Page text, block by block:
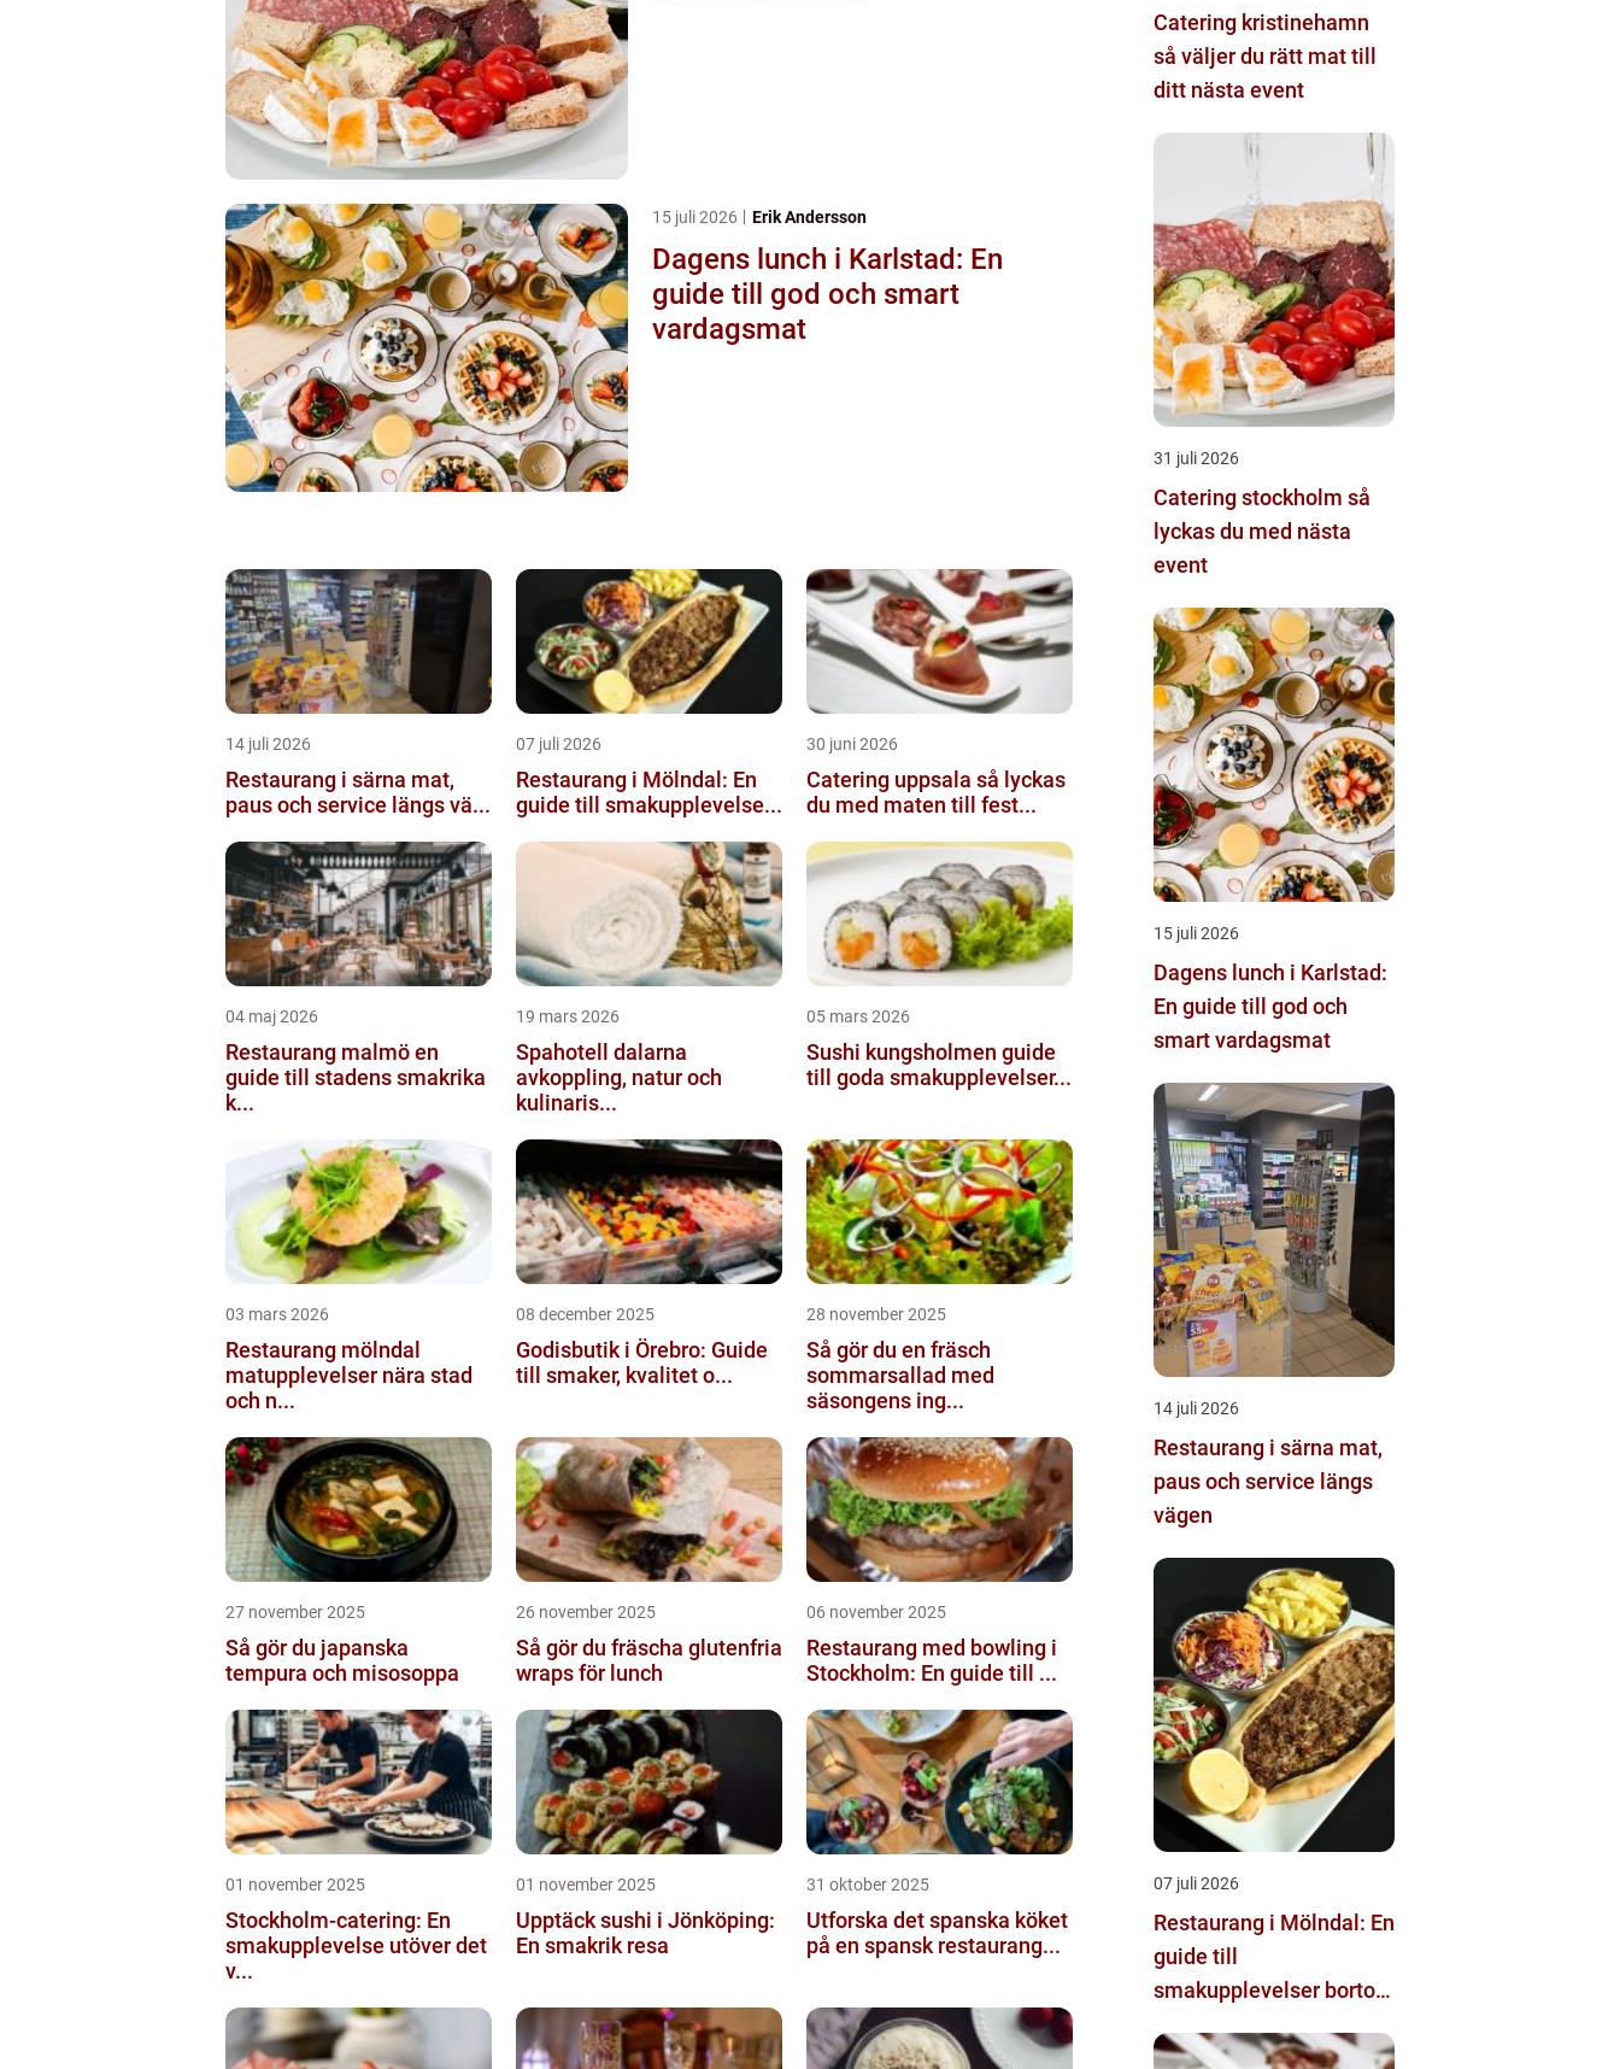
15 juli 2026 Erik Andersson
Dagens lunch i Karlstad: En
guide till god och smart
vardagsmat
14 juli 2026
Restaurang i särna mat,
paus och service längs vä...
07 juli 2026
Restaurang i Mölndal: En
guide till smakupplevelse...
30 juni 2026
Catering uppsala så lyckas
du med maten till fest...
04 maj 2026
Restaurang malmö en
guide till stadens smakrika
k...
19 mars 2026
Spahotell dalarna
avkoppling, natur och
kulinaris...
05 mars 2026
Sushi kungsholmen guide
till goda smakupplevelser...
03 mars 2026
Restaurang mölndal
matupplevelser nära stad
och n...
08 december 2025
Godisbutik i Örebro: Guide
till smaker, kvalitet o...
28 november 2025
Så gör du en fräsch
sommarsallad med
säsongens ing...
27 november 2025
Så gör du japanska
tempura och misosoppa
26 november 2025
Så gör du fräscha glutenfria
wraps för lunch
06 november 2025
Restaurang med bowling i
Stockholm: En guide till ...
01 november 2025
Stockholm-catering: En
smakupplevelse utöver det
v...
01 november 2025
Upptäck sushi i Jönköping:
En smakrik resa
31 oktober 2025
Utforska det spanska köket
på en spansk restaurang...
Catering kristinehamn
så väljer du rätt mat till
ditt nästa event
31 juli 2026
Catering stockholm så
lyckas du med nästa
event
15 juli 2026
Dagens lunch i Karlstad:
En guide till god och
smart vardagsmat
14 juli 2026
Restaurang i särna mat,
paus och service längs
vägen
07 juli 2026
Restaurang i Mölndal: En
guide till
smakupplevelser bortom